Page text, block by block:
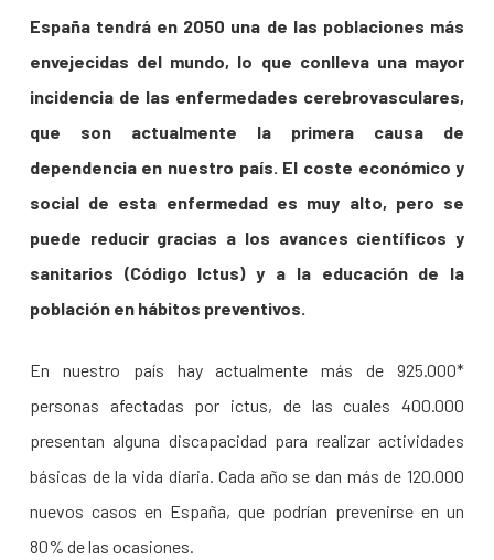
España tendrá en 2050 una de las poblaciones más
envejecidas del mundo, lo que conlleva una mayor
incidencia de las enfermedades cerebrovasculares,
que son actualmente la primera causa de
dependencia en nuestro país. El coste económico y
social de esta enfermedad es muy alto, pero se
puede reducir gracias a los avances científicos y
sanitarios (Código Ictus) y a la educación de la
población en hábitos preventivos.
En nuestro país hay actualmente más de 925.000*
personas afectadas por ictus, de las cuales 400.000
presentan alguna discapacidad para realizar actividades
básicas de la vida diaria. Cada año se dan más de 120.000
nuevos casos en España, que podrían prevenirse en un
80% de las ocasiones.